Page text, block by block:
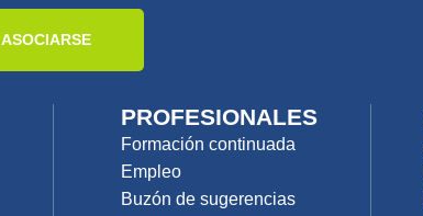
PROFESIONALES
Formación continuada
Empleo
Buzón de sugerencias
ASOCIARSE